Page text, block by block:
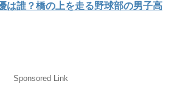
は誰？橋の上を走る野球部の男子高
Sponsored Link